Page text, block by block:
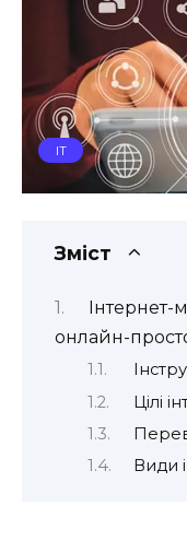
IT
Зміст
Інтернет-
онлайн-
Цілі
Види